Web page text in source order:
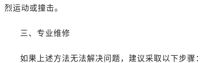
烈运动或撞击。
三、专业维修
如果上述方法无法解决问题，建议采取以下步骤：